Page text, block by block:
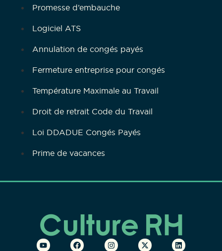
Promesse d’embauche
Logiciel ATS
Annulation de congés payés
Fermeture entreprise pour congés
Température Maximale au Travail
Droit de retrait Code du Travail
Loi DDADUE Congés Payés
Prime de vacances